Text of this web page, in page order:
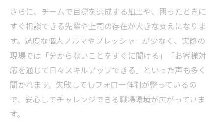
さらに、チームで目標を達成する風土や、困ったときに
すぐ相談できる先輩や上司の存在が大きな支えになりま
す。過度な個人ノルマやプレッシャーが少なく、実際の
現場では「分からないことをすぐに聞ける」「お客様対
応を通じて日々スキルアップできる」といった声も多く
聞かれます。失敗してもフォロー体制が整っているの
で、安心してチャレンジできる職場環境が広がっていま
す。